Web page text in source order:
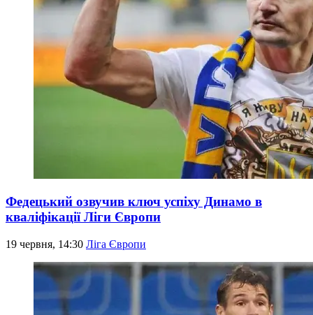
Федецький озвучив ключ успіху Динамо в
кваліфікації Ліги Європи
19 червня, 14:30 Ліга Європи